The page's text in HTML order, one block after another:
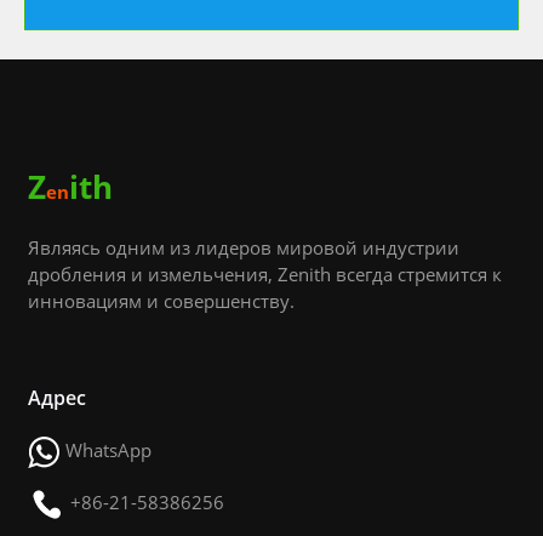
Zenith
Являясь одним из лидеров мировой индустрии
дробления и измельчения, Zenith всегда стремится к
инновациям и совершенству.
Адрес
WhatsApp
+86-21-58386256